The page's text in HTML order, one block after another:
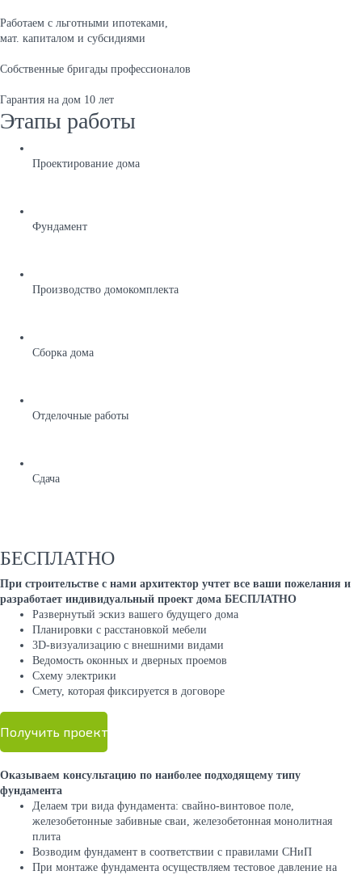
Работаем с льготными ипотеками,
мат. капиталом и субсидиями
Собственные бригады профессионалов
Гарантия на дом 10 лет
Этапы работы
Проектирование дома
Фундамент
Производство домокомплекта
Сборка дома
Отделочные работы
Сдача
БЕСПЛАТНО
При строительстве с нами архитектор учтет все ваши пожелания и
разработает индивидуальный проект дома БЕСПЛАТНО
Развернутый эскиз вашего будущего дома
Планировки с расстановкой мебели
3D-визуализацию с внешними видами
Ведомость оконных и дверных проемов
Cхему электрики
Cмету, которая фиксируется в договоре
Получить проект
Оказываем консультацию по наиболее подходящему типу
фундамента
Делаем три вида фундамента: свайно-винтовое поле,
железобетонные забивные сваи, железобетонная монолитная
плита
Возводим фундамент в соответствии с правилами СНиП
При монтаже фундамента осуществляем тестовое давление на